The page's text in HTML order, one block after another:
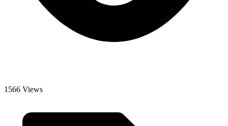
1566 Views